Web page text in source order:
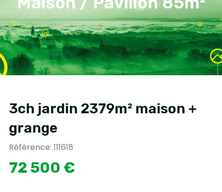
3ch jardin 2379m² maison +
grange
Référence: 111618
72 500 €